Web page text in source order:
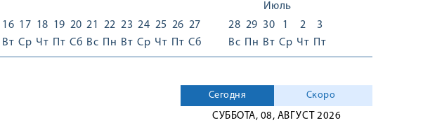
16
Вт
17
Ср
18
Чт
19
Пт
20
Сб
21
Вс
22
Пн
23
Вт
24
Ср
25
Чт
26
Пт
27
Сб
Июль
28
Вс
29
Пн
30
Вт
1
Ср
2
Чт
3
Пт
Сегодня
Скоро
СУББОТА, 08, АВГУСТ 2026